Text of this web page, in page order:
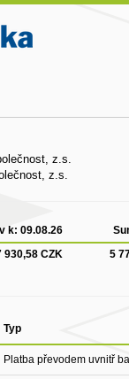
z.s.
z.s.
k: 09.08.26
930,58 CZK 5
Typ
Platba převodem uvnitř